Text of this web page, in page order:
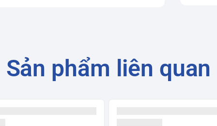
Sản phẩm liên quan